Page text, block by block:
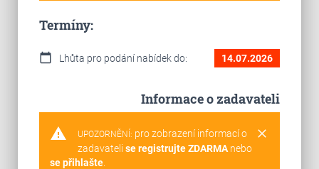
Termíny:
calendar_today Lhůta pro podání nabídek do: 14.07.2026
Informace o zadavateli
warning clear
UPOZORNĚNÍ: pro zobrazení informací o
zadavateli se registrujte ZDARMAnebo
se přihlašte.